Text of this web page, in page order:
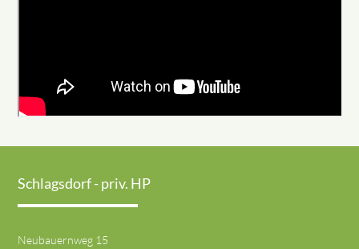
Schlagsdorf - priv. HP
Neubauernweg 15